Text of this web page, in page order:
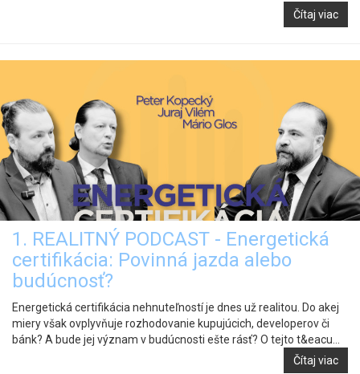
Čítaj viac
1. REALITNÝ PODCAST - Energetická
certifikácia: Povinná jazda alebo
budúcnosť?
Energetická certifikácia nehnuteľností je dnes už realitou. Do akej
miery však ovplyvňuje rozhodovanie kupujúcich, developerov či
bánk? A bude jej význam v budúcnosti ešte rásť? O tejto t&eacu...
Čítaj viac